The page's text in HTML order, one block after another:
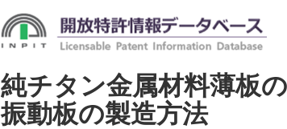
純チタン金属材料薄板
振動板の製造方法